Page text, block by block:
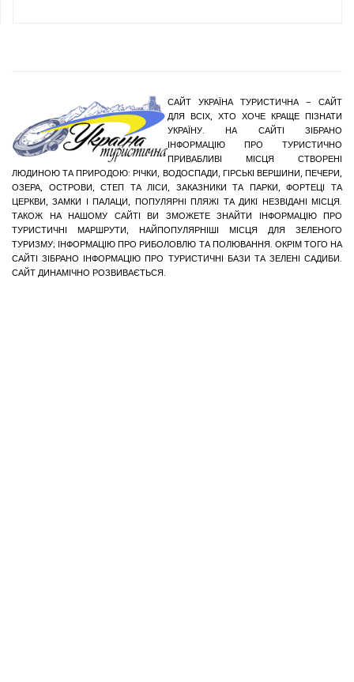
САЙТ УКРАЇНА ТУРИСТИЧНА – САЙТ
ДЛЯ ВСІХ, ХТО ХОЧЕ КРАЩЕ ПІЗНАТИ
УКРАЇНУ. НА САЙТІ ЗІБРАНО
ІНФОРМАЦІЮ ПРО ТУРИСТИЧНО
ПРИВАБЛИВІ МІСЦЯ СТВОРЕНІ
ЛЮДИНОЮ ТА ПРИРОДОЮ: РІЧКИ, ВОДОСПАДИ, ГІРСЬКІ ВЕРШИНИ, ПЕЧЕРИ,
ОЗЕРА, ОСТРОВИ, СТЕП ТА ЛІСИ, ЗАКАЗНИКИ ТА ПАРКИ, ФОРТЕЦІ ТА
ЦЕРКВИ, ЗАМКИ І ПАЛАЦИ, ПОПУЛЯРНІ ПЛЯЖІ ТА ДИКІ НЕЗВІДАНІ МІСЦЯ.
ТАКОЖ НА НАШОМУ САЙТІ ВИ ЗМОЖЕТЕ ЗНАЙТИ ІНФОРМАЦІЮ ПРО
ТУРИСТИЧНІ МАРШРУТИ, НАЙПОПУЛЯРНІШІ МІСЦЯ ДЛЯ ЗЕЛЕНОГО
ТУРИЗМУ; ІНФОРМАЦІЮ ПРО РИБОЛОВЛЮ ТА ПОЛЮВАННЯ. ОКРІМ ТОГО НА
САЙТІ ЗІБРАНО ІНФОРМАЦІЮ ПРО ТУРИСТИЧНІ БАЗИ ТА ЗЕЛЕНІ САДИБИ.
САЙТ ДИНАМІЧНО РОЗВИВАЄТЬСЯ.